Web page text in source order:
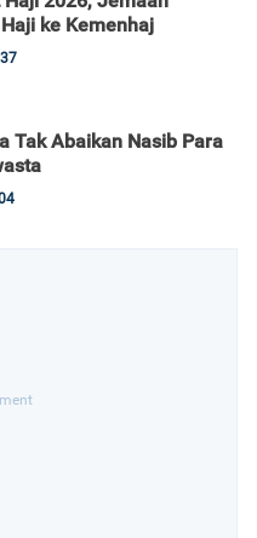
ke Kemenhaj
Tak Abaikan Nasib Para